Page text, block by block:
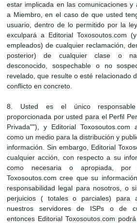
estar implicada en las comunicaciones y
a Miembro, en el caso de que usted
usuario, dentro de lo permitido por la
exculpará a Editorial Toxosoutos.com
empleados) de cualquier reclamación,
posterior) de cualquier clase o
desconocido, sospechable o no
revelado, que resulte o esté relacionado
conflicto en concreto.
8. Usted es el único
proporcionada por usted para el Perfil
Privada""), y Editorial
como un medio para la distribución y
información. Sin embargo, Editorial
cualquier acción, con respecto a su
como necesaria o apropiada, por
Toxosoutos.com cree que su
responsabilidad legal para nosotros, o
perjuicios ( totales o parciales) para
nuestros servidores de ISPs o de
entonces Editorial Toxosoutos.com